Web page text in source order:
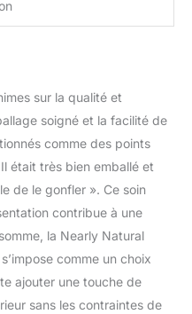
sur la qualité et
soigné et la facilité de
comme des points
était très bien emballé et
de le gonfler ». Ce soin
contribue à une
la Nearly Natural
comme un choix
ajouter une touche de
sans les contraintes de